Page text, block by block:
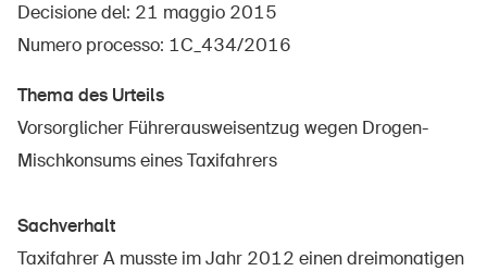
UPI – chi siamo
Politica
Sinus Plus
Decisione del: 21 maggio 2015
Numero processo: 1C_434/2016
Thema des Urteils
Vorsorglicher Führerausweisentzug wegen Drogen-
Mischkonsums eines Taxifahrers
Sachverhalt
Taxifahrer A musste im Jahr 2012 einen dreimonatigen